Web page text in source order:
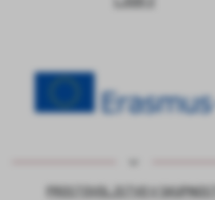
PROSTOVOLJSTVO V SKUPNOSTI